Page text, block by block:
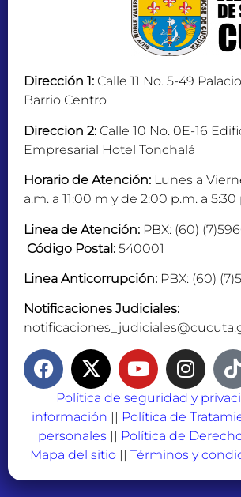
Dirección 1: Calle 11 No. 5-49
Barrio Centro
Direccion 2: Calle 10 No. 0E-16
Empresarial Hotel Tonchalá
Horario de Atención: Lunes a
a.m. a 11:00 m y de 2:00 p.m. a 5:30
Linea de Atención: PBX: (60)
Código Postal: 540001
Linea Anticorrupción: PBX: (60)
Notificaciones Judiciales:
Política de seguridad y
información || Política de
personales || Política de
Mapa del sitio || Términos y